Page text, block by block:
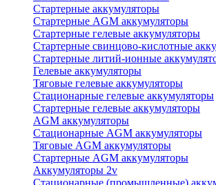
Стартерные аккумуляторы
Стартерные AGM аккумуляторы
Стартерные гелевые аккумуляторы
Стартерные свинцово-кислотные
Стартерные литий-ионные
Гелевые аккумуляторы
Тяговые гелевые аккумуляторы
Стационарные гелевые аккумуляторы
Стартерные гелевые аккумуляторы
AGM аккумуляторы
Стационарные AGM аккумуляторы
Тяговые AGM аккумуляторы
Стартерные AGM аккумуляторы
Аккумуляторы 2v
Стационарные (промышленные)